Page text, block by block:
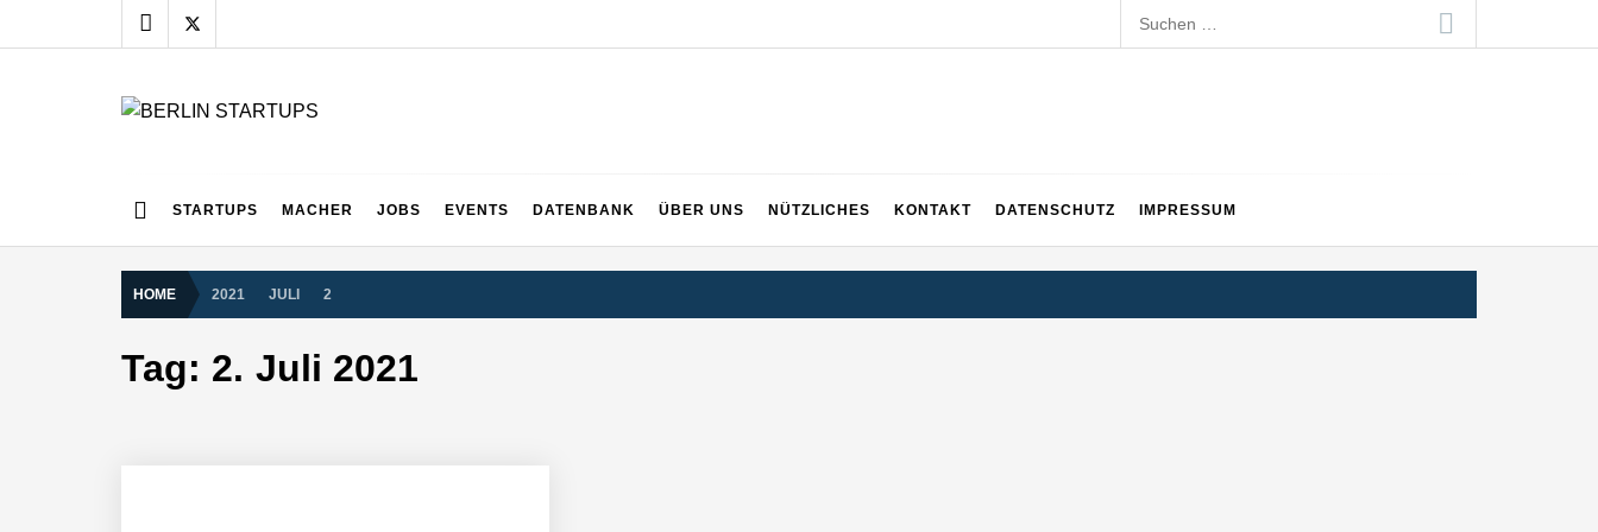
to
Suchen
nach:
STARTUPS MACHER JOBS EVENTS DATENBANK ÜBER UNS NÜTZLICHES KONTAKT DATENSCHUTZ IMPRESSUM
HOME 2021 JULI 2
Tag: 2. Juli 2021